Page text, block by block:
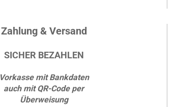
Zahlung & Versand
SICHER BEZAHLEN
Vorkasse mit Bankdaten
auch mit QR-Code per
Überweisung